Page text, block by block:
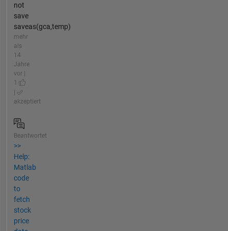
not
save
saveas(gca,temp)
mehr
als
14
Jahre
vor |
1
akzeptiert
Beantwortet
>>
Help:
Matlab
code
to
fetch
stock
price